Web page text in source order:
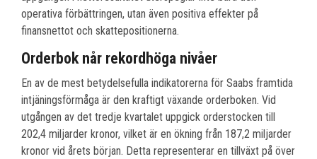
operativa förbättringen, utan även positiva effekter på
finansnettot och skattepositionerna.
Orderbok når rekordhöga nivåer
En av de mest betydelsefulla indikatorerna för Saabs framtida
intjäningsförmåga är den kraftigt växande orderboken. Vid
utgången av det tredje kvartalet uppgick orderstocken till
202,4 miljarder kronor, vilket är en ökning från 187,2 miljarder
kronor vid årets början. Detta representerar en tillväxt på över